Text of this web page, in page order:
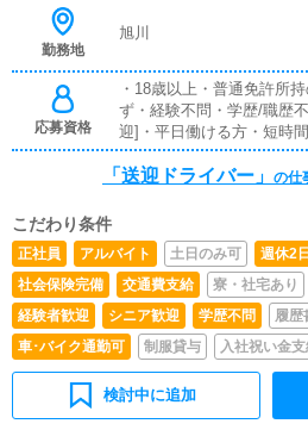
勤務地
旭川
応募資格
・18歳以上・普通免許所
ず・経験不問・学歴/職歴
迎]・平日働ける方・短時
「送迎ドライバー」 の仕
こだわり条件
正社員 アルバイト 土日のみ可 週休2
社会保険完備
交通費支給 寮・社宅あり
経験者歓迎
シニア歓迎 学歴不問 履歴
車･バイク通勤可
制服貸与 入社祝い金
検討中に追加